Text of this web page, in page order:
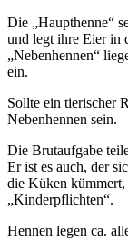
Die „Haupthenne“
und legt ihre Eier in
„Nebenhennen“
ein.
Sollte ein tierischer
Nebenhennen sein.
Die Brutaufgabe
Er ist es auch, der
die Küken
„Kinderpflichten“.
Hennen legen ca.